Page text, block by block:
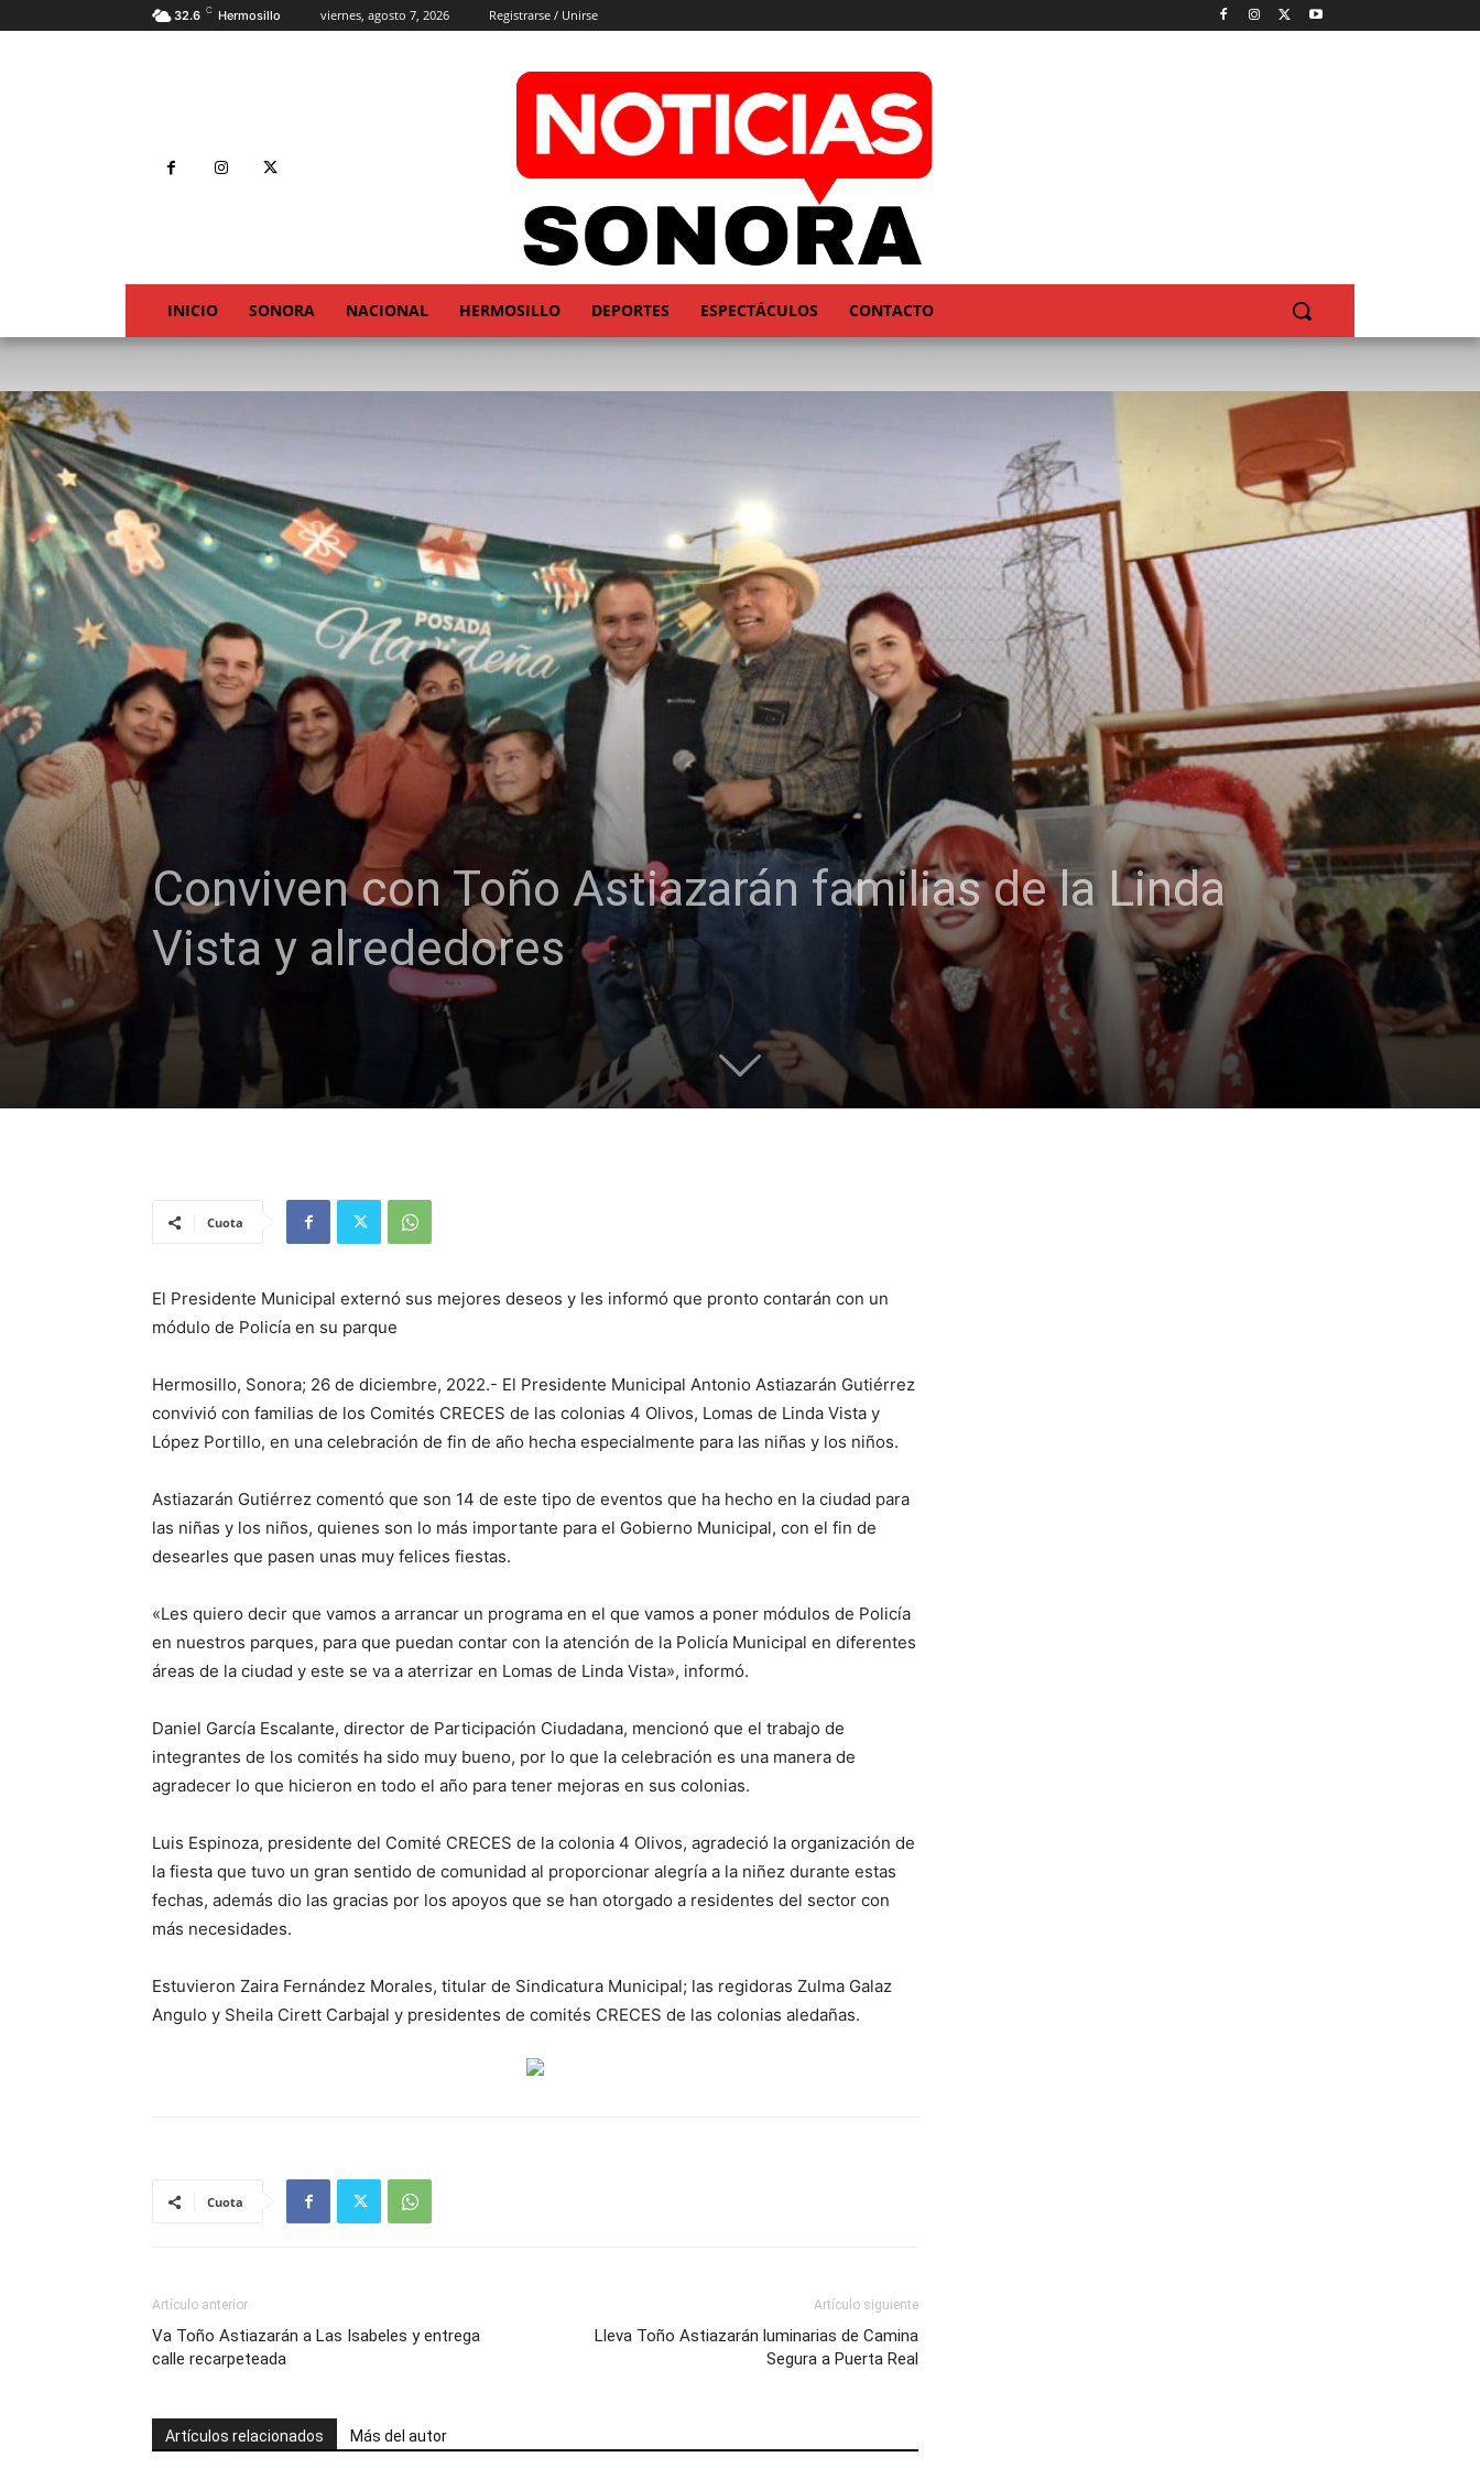
32.6 C Hermosillo viernes, agosto 7, 2026 Registrarse / Unirse
INICIO SONORA NACIONAL HERMOSILLO DEPORTES ESPECTÁCULOS CONTACTO
Conviven con Toño Astiazarán familias de la Linda
Vista y alrededores
Cuota
El Presidente Municipal externó sus mejores deseos y les informó que pronto contarán con un
módulo de Policía en su parque
Hermosillo, Sonora; 26 de diciembre, 2022.- El Presidente Municipal Antonio Astiazarán Gutiérrez
convivió con familias de los Comités CRECES de las colonias 4 Olivos, Lomas de Linda Vista y
López Portillo, en una celebración de fin de año hecha especialmente para las niñas y los niños.
Astiazarán Gutiérrez comentó que son 14 de este tipo de eventos que ha hecho en la ciudad para
las niñas y los niños, quienes son lo más importante para el Gobierno Municipal, con el fin de
desearles que pasen unas muy felices fiestas.
«Les quiero decir que vamos a arrancar un programa en el que vamos a poner módulos de Policía
en nuestros parques, para que puedan contar con la atención de la Policía Municipal en diferentes
áreas de la ciudad y este se va a aterrizar en Lomas de Linda Vista», informó.
Daniel García Escalante, director de Participación Ciudadana, mencionó que el trabajo de
integrantes de los comités ha sido muy bueno, por lo que la celebración es una manera de
agradecer lo que hicieron en todo el año para tener mejoras en sus colonias.
Luis Espinoza, presidente del Comité CRECES de la colonia 4 Olivos, agradeció la organización de
la fiesta que tuvo un gran sentido de comunidad al proporcionar alegría a la niñez durante estas
fechas, además dio las gracias por los apoyos que se han otorgado a residentes del sector con
más necesidades.
Estuvieron Zaira Fernández Morales, titular de Sindicatura Municipal; las regidoras Zulma Galaz
Angulo y Sheila Cirett Carbajal y presidentes de comités CRECES de las colonias aledañas.
Cuota
Artículo anterior
Va Toño Astiazarán a Las Isabeles y entrega
calle recarpeteada
Artículo siguiente
Lleva Toño Astiazarán luminarias de Camina
Segura a Puerta Real
Artículos relacionados Más del autor